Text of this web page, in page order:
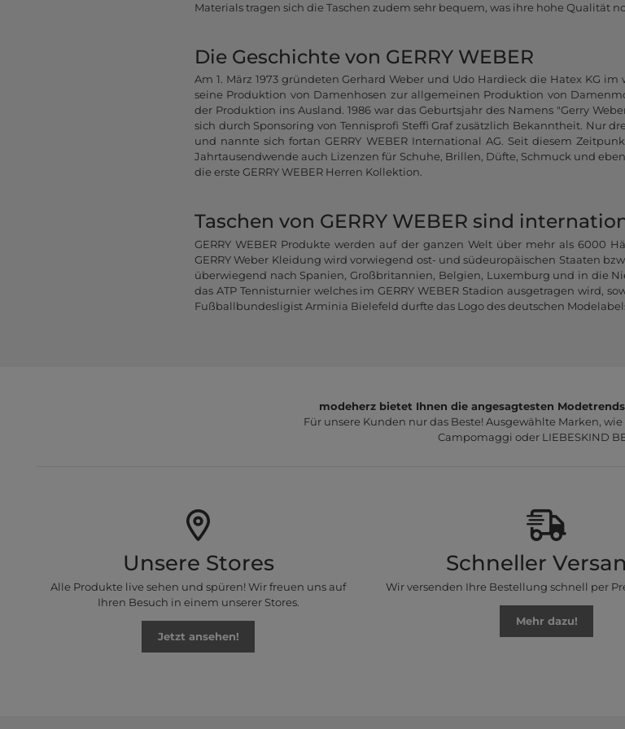
Materials tragen sich die Taschen zudem sehr bequem, was ihre hohe Qualität
Die Geschichte von GERRY WEBER
Am 1. März 1973 gründeten Gerhard Weber und Udo Hardieck die Hatex KG
seine Produktion von Damenhosen zur allgemeinen Produktion von
der Produktion ins Ausland. 1986 war das Geburtsjahr des Namens "Gerry
sich durch Sponsoring von Tennisprofi Steffi Graf zusätzlich Bekanntheit. Nur
und nannte sich fortan GERRY WEBER International AG. Seit diesem
Jahrtausendwende auch Lizenzen für Schuhe, Brillen, Düfte, Schmuck und
die erste GERRY WEBER Herren Kollektion.
Taschen von GERRY WEBER sind
GERRY WEBER Produkte werden auf der ganzen Welt über mehr als 6000
GERRY Weber Kleidung wird vorwiegend ost- und südeuropäischen Staaten
überwiegend nach Spanien, Großbritannien, Belgien, Luxemburg und in die
das ATP Tennisturnier welches im GERRY WEBER Stadion ausgetragen wird,
Fußballbundesligist Arminia Bielefeld durfte das Logo des deutschen
modeherz bietet Ihnen die angesagtesten
Für unsere Kunden nur das Beste! Ausgewählte Marken, wie
Campomaggi oder LIEBESKIND
Unsere Stores
Alle Produkte live sehen und spüren! Wir freuen uns auf
Ihren Besuch in einem unserer Stores.
Jetzt ansehen!
Schneller
Wir versenden Ihre Bestellung schnell per
Mehr dazu!